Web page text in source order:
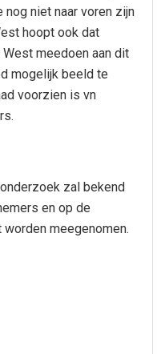
nog niet naar voren zijn
hoopt ook dat
meedoen aan dit
mogelijk beeld te
voorzien is vn
zal bekend
en op de
meegenomen.